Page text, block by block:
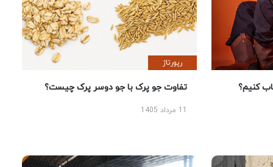
کنیم؟
رپورتاژ
تفاوت جو پرک با جو دوسر پرک چیست؟